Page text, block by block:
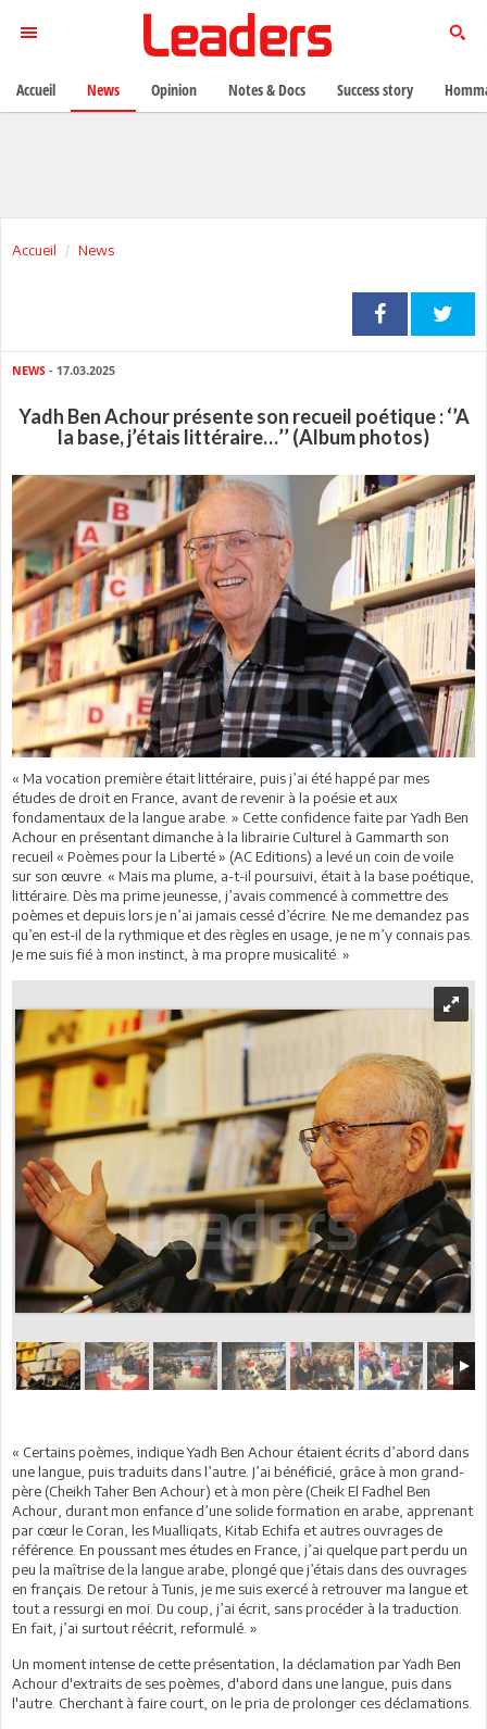
Accueil News
NEWS - 17.03.2025
Yadh Ben Achour présente son recueil poétique : ‘’A
la base, j’étais littéraire…’’ (Album photos)
« Ma vocation première était littéraire, puis j’ai été happé par mes
études de droit en France, avant de revenir à la poésie et aux
fondamentaux de la langue arabe. » Cette confidence faite par Yadh Ben
Achour en présentant dimanche à la librairie Culturel à Gammarth son
recueil « Poèmes pour la Liberté » (AC Editions) a levé un coin de voile
sur son œuvre. « Mais ma plume, a-t-il poursuivi, était à la base poétique,
littéraire. Dès ma prime jeunesse, j’avais commencé à commettre des
poèmes et depuis lors je n’ai jamais cessé d’écrire. Ne me demandez pas
qu’en est-il de la rythmique et des règles en usage, je ne m’y connais pas.
Je me suis fié à mon instinct, à ma propre musicalité. »
« Certains poèmes, indique Yadh Ben Achour étaient écrits d’abord dans
une langue, puis traduits dans l’autre. J’ai bénéficié, grâce à mon grand-
père (Cheikh Taher Ben Achour) et à mon père (Cheik El Fadhel Ben
Achour, durant mon enfance d’une solide formation en arabe, apprenant
par cœur le Coran, les Mualliqats, Kitab Echifa et autres ouvrages de
référence. En poussant mes études en France, j’ai quelque part perdu un
peu la maîtrise de la langue arabe, plongé que j’étais dans des ouvrages
en français. De retour à Tunis, je me suis exercé à retrouver ma langue et
tout a ressurgi en moi. Du coup, j’ai écrit, sans procéder à la traduction.
En fait, j’ai surtout réécrit, reformulé. »
Un moment intense de cette présentation, la déclamation par Yadh Ben
Achour d'extraits de ses poèmes, d'abord dans une langue, puis dans
l'autre. Cherchant à faire court, on le pria de prolonger ces déclamations.
Accueil News Opinion Notes & Docs Success story